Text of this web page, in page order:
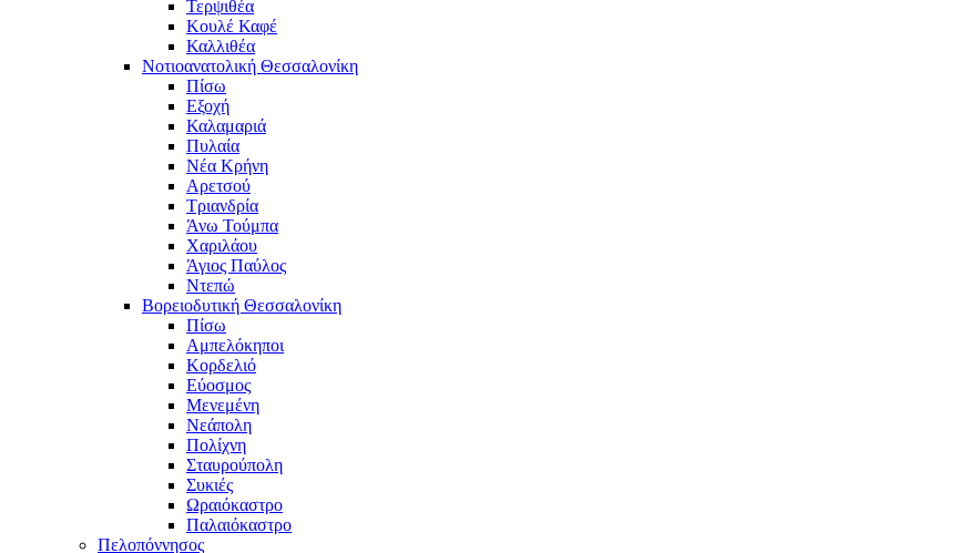
Τερψιθέα
Κουλέ Καφέ
Καλλιθέα
Νοτιοανατολική Θεσσαλονίκη
Πίσω
Εξοχή
Καλαμαριά
Πυλαία
Νέα Κρήνη
Αρετσού
Τριανδρία
Άνω Τούμπα
Χαριλάου
Άγιος Παύλος
Ντεπώ
Βορειοδυτική Θεσσαλονίκη
Πίσω
Αμπελόκηποι
Κορδελιό
Εύοσμος
Μενεμένη
Νεάπολη
Πολίχνη
Σταυρούπολη
Συκιές
Ωραιόκαστρο
Παλαιόκαστρο
Πελοπόννησος